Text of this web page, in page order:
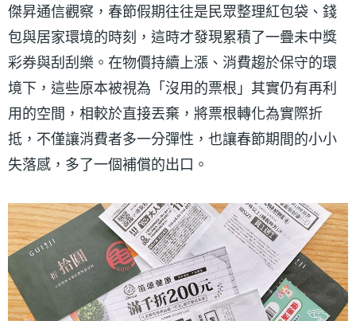
傑昇通信觀察，春節假期往往是民眾整理紅包袋、錢
包與居家環境的時刻，這時才發現累積了一疊未中獎
彩券與刮刮樂。在物價持續上漲、消費趨於保守的環
境下，這些原本被視為「沒用的票根」其實仍有再利
用的空間，相較於直接丟棄，將票根轉化為實際折
抵，不僅讓消費者多一分彈性，也讓春節期間的小小
失落感，多了一個補償的出口。